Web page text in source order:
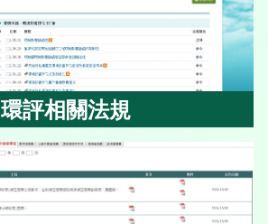
環評相關法規
環評相關法規